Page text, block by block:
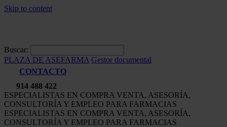
Skip to content
Buscar:
PLAZA DE ASEFARMA Gestor documental
CONTACTO
914 488 422
ESPECIALISTAS EN COMPRA VENTA, ASESORÍA,
CONSULTORÍA Y EMPLEO PARA FARMACIAS
ESPECIALISTAS EN COMPRA VENTA, ASESORÍA,
CONSULTORÍA Y EMPLEO PARA FARMACIAS